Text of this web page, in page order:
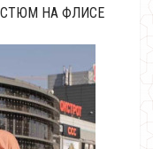
НА ФЛИСЕ